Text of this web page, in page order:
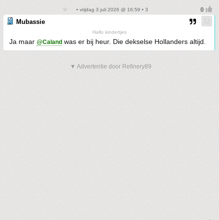
• vrijdag 3 juli 2026 @ 16:59 • 3
Mubassie
Hallo kindertjes
Ja maar @Caland was er bij heur. Die dekselse Hollanders altijd.
▼ Advertentie door Refinery89